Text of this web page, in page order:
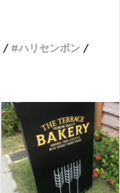
ハリセンボン